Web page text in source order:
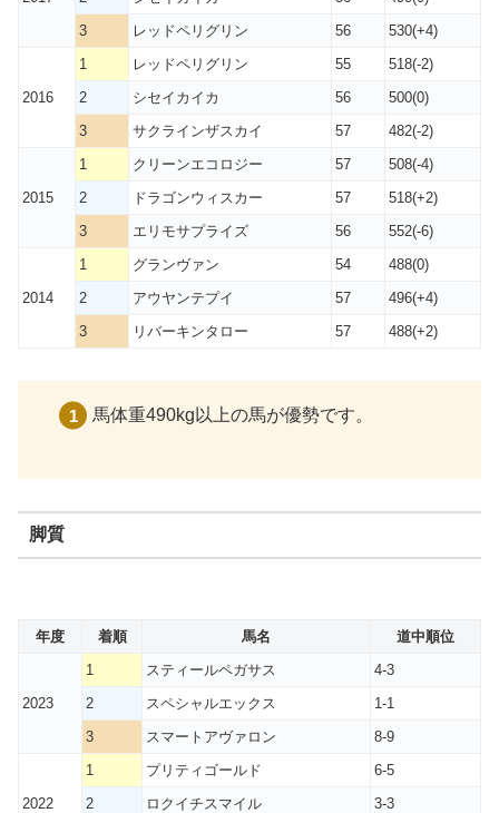
3
レッドペリグリン 56 530(+4)
2016
1 レッドペリグリン 55
518(-2)
2
シセイカイカ 56
500(0)
3
サクラインザスカイ 57 482(-2)
2015
1 クリーンエコロジー 57
508(-4)
2
ドラゴンウィスカー 57
518(+2)
3
エリモサプライズ 56 552(-6)
2014
1 グランヴァン 54
488(0)
2
アウヤンテプイ 57
496(+4)
3
リバーキンタロー 57 488(+2)
馬体重490kg以上の馬が優勢です。
脚質
年度 着順 馬名 道中順位
2023
1 スティールペガサス
4-3
2
スペシャルエックス
1-1
3
スマートアヴァロン 8-9
2022
1 プリティゴールド
6-5
2
ロクイチスマイル
3-3